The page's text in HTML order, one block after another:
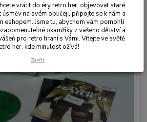
vrátit do éry retro her, objevovat staré
na svém obličeji, připojte se k nám a
eshopem. Jsme tu, abychom vám pomohli
okamžiky z vašeho dětství a
pro retro hraní s Vámi. Vítejte ve světě
her, kde minulost ožívá!
Zavřít